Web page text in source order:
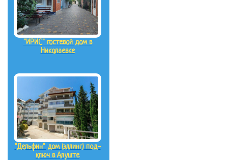
"ИРИС" гостевой дом в
Николаевке
"Дельфин" дом (эллинг) под-
ключ в Алуште